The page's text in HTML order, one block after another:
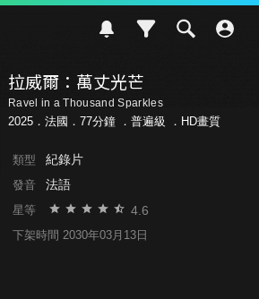
拉威爾：萬丈光芒
Ravel in a Thousand Sparkles
2025．法國．77分鐘 ． 普遍級 ．HD畫質
類型 紀錄片
發音 法語
星等 4.6
下架時間 2030年03月13日